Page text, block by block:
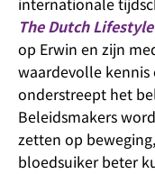
The Dutch
op Erwin en zijn
waardevolle kennis
onderstreept het
Beleidsmakers
zetten op
bloedsuiker beter